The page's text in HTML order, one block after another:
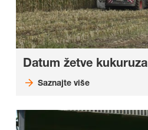
Datum žetve kukuruza
Saznajte više